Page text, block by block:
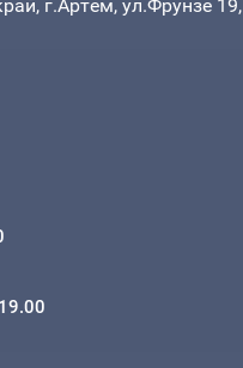
г.Артем, ул.Фрунзе 19,